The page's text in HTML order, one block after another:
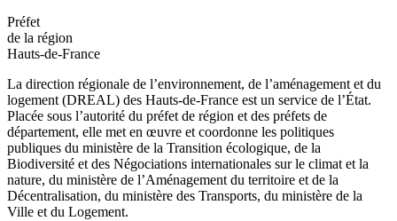
Préfet
de la région
Hauts-de-France
La direction régionale de l’environnement, de l’aménagement et du
logement (DREAL) des Hauts-de-France est un service de l’État.
Placée sous l’autorité du préfet de région et des préfets de
département, elle met en œuvre et coordonne les politiques
publiques du ministère de la Transition écologique, de la
Biodiversité et des Négociations internationales sur le climat et la
nature, du ministère de l’Aménagement du territoire et de la
Décentralisation, du ministère des Transports, du ministère de la
Ville et du Logement.